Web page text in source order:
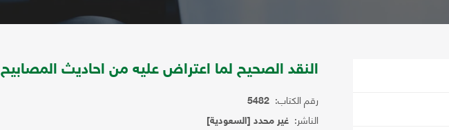
النقد الصحيح لما اعتراض عليه من احاديث المصابيح
رقم الكتاب: 5482
الناشر: غير محدد [السعودية]